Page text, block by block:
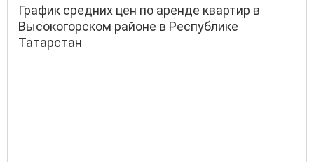
График средних цен по аренде квартир в
Высокогорском районе в Республике
Татарстан